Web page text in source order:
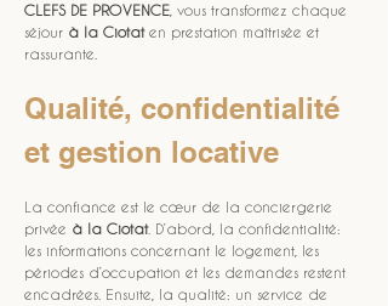
CLEFS DE PROVENCE , vous transformez chaque
séjour à la Ciotat en prestation maîtrisée et
rassurante.
Qualité, confidentialité
et gestion locative
La confiance est le cœur de la conciergerie
privée à la Ciotat. D’abord, la confidentialité:
les informations concernant le logement, les
périodes d’occupation et les demandes restent
encadrées. Ensuite, la qualité: un service de